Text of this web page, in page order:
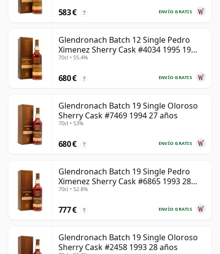
ENVÍO GRATIS
583 € ?
Glendronach Batch 12 Single Pedro
Ximenez Sherry Cask #4034 1995 19
años
70cl • 55.4%
ENVÍO GRATIS
680 € ?
Glendronach Batch 19 Single Oloroso
Sherry Cask #7469 1994 27 años
70cl • 53%
ENVÍO GRATIS
680 € ?
Glendronach Batch 19 Single Pedro
Ximenez Sherry Cask #6865 1993 28
años
70cl • 52.8%
ENVÍO GRATIS
777 € ?
Glendronach Batch 19 Single Oloroso
Sherry Cask #2458 1993 28 años